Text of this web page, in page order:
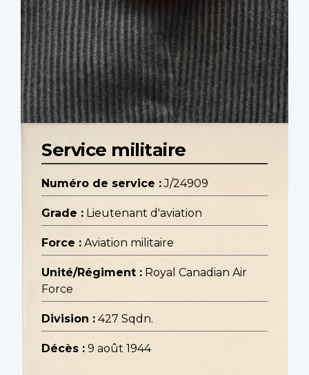
Service militaire
Numéro de service : J/24909
Grade : Lieutenant d'aviation
Force : Aviation militaire
Unité/Régiment : Royal Canadian Air
Force
Division : 427 Sqdn.
Décès : 9 août 1944